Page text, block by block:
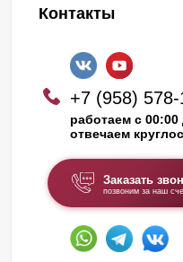
Контакты
+7 (958)
работаем с 00:00
отвечаем
Заказать
позвоним за наш